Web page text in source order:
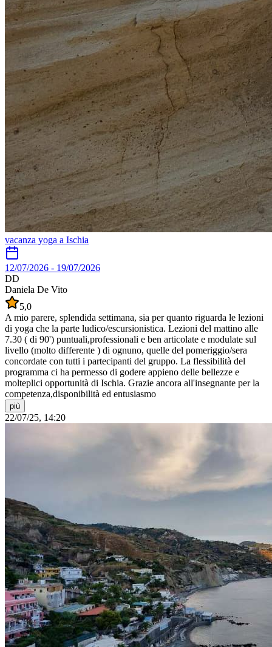
vacanza yoga a Ischia
12/07/2026 - 19/07/2026
DD
Daniela De Vito
5,0
A mio parere, splendida settimana, sia per quanto riguarda le lezioni
di yoga che la parte ludico/escursionistica. Lezioni del mattino alle
7.30 ( di 90') puntuali,professionali e ben articolate e modulate sul
livello (molto differente ) di ognuno, quelle del pomeriggio/sera
concordate con tutti i partecipanti del gruppo. La flessibilità del
programma ci ha permesso di godere appieno delle bellezze e
molteplici opportunità di Ischia. Grazie ancora all'insegnante per la
competenza,disponibilità ed entusiasmo
più
22/07/25, 14:20